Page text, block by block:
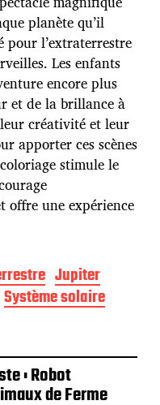
planète qu’il
l’extraterrestre
Les enfants
encore plus
et de la brillance à
créativité et leur
apporter ces scènes
stimule le
offre une expérience
Jupiter
Système solaire
: Robot
de Ferme